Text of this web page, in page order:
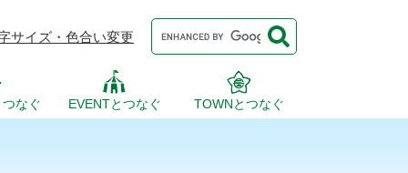
サイズ・色合い変更
Google
カ
ス
索
なぐ EVENTとつなぐ TOWNとつなぐ